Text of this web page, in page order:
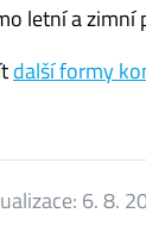
letní a zimní
další formy
6. 8.